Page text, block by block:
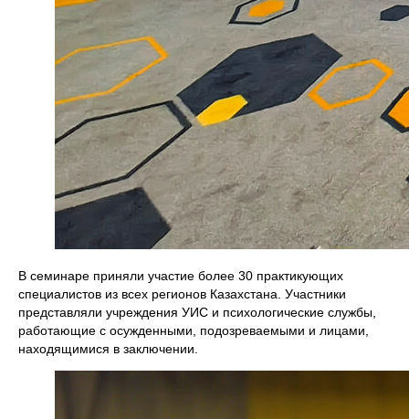
В семинаре приняли участие более 30 практикующих
специалистов из всех регионов Казахстана. Участники
представляли учреждения УИС и психологические службы,
работающие с осужденными, подозреваемыми и лицами,
находящимися в заключении.